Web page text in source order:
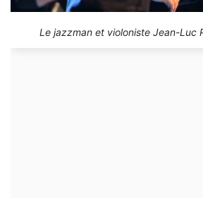
Le jazzman et violoniste Jean-Luc